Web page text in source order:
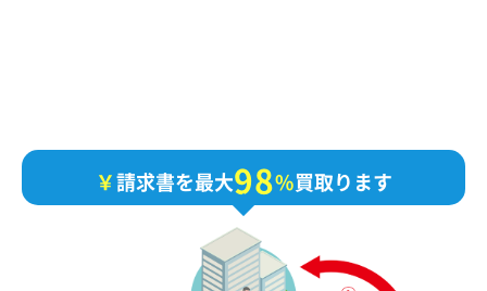
￥請求書を最大98%買取ります